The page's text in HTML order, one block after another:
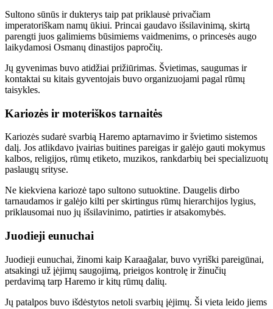
Sultono sūnūs ir dukterys taip pat priklausė privačiam
imperatoriškam namų ūkiui. Princai gaudavo išsilavinimą, skirtą
parengti juos galimiems būsimiems vaidmenims, o princesės augo
laikydamosi Osmanų dinastijos papročių.
Jų gyvenimas buvo atidžiai prižiūrimas. Švietimas, saugumas ir
kontaktai su kitais gyventojais buvo organizuojami pagal rūmų
taisykles.
Kariozės ir moteriškos tarnaitės
Kariozės sudarė svarbią Haremo aptarnavimo ir švietimo sistemos
dalį. Jos atlikdavo įvairias buitines pareigas ir galėjo gauti mokymus
kalbos, religijos, rūmų etiketo, muzikos, rankdarbių bei specializuotų
paslaugų srityse.
Ne kiekviena kariozė tapo sultono sutuoktine. Daugelis dirbo
tarnaudamos ir galėjo kilti per skirtingus rūmų hierarchijos lygius,
priklausomai nuo jų išsilavinimo, patirties ir atsakomybės.
Juodieji eunuchai
Juodieji eunuchai, žinomi kaip Karaağalar, buvo vyriški pareigūnai,
atsakingi už įėjimų saugojimą, prieigos kontrolę ir žinučių
perdavimą tarp Haremo ir kitų rūmų dalių.
Jų patalpos buvo išdėstytos netoli svarbių įėjimų. Ši vieta leido jiems